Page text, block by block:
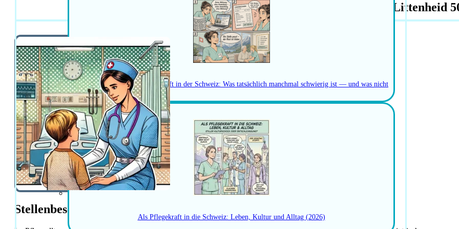
Herausforderungen als Pflegekraft in der Schweiz: Was tatsächlich manchmal schwierig ist — und was nicht
Als Pflegekraft in die Schweiz: Leben, Kultur und Alltag (2026)
Pflegefachfrau/-mann Kinderkrankenpflege – Littenheid
Stellenbeschreibung